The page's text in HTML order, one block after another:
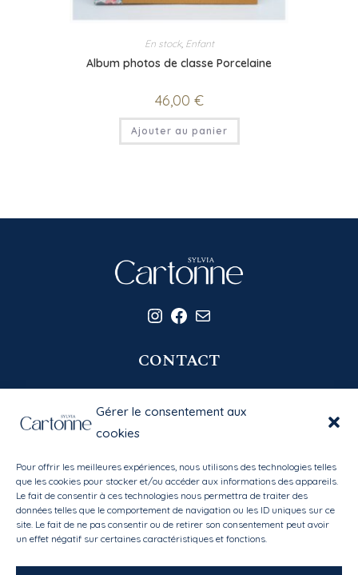
Gérer le consentement aux
cookies
Pour offrir les meilleures expériences, nous utilisons des technologies telles
que les cookies pour stocker et/ou accéder aux informations des appareils.
Le fait de consentir à ces technologies nous permettra de traiter des
données telles que le comportement de navigation ou les ID uniques sur ce
site. Le fait de ne pas consentir ou de retirer son consentement peut avoir
un effet négatif sur certaines caractéristiques et fonctions.
En stock, Enfant
Album photos de classe Porcelaine
46,00 €
Ajouter au panier
Instagram
Facebook
E-mail
CONTACT
contact@sylviacartonne.fr
EN SAVOIR PLUS
Bibliothèque des matières
Mon compte /Mes favoris